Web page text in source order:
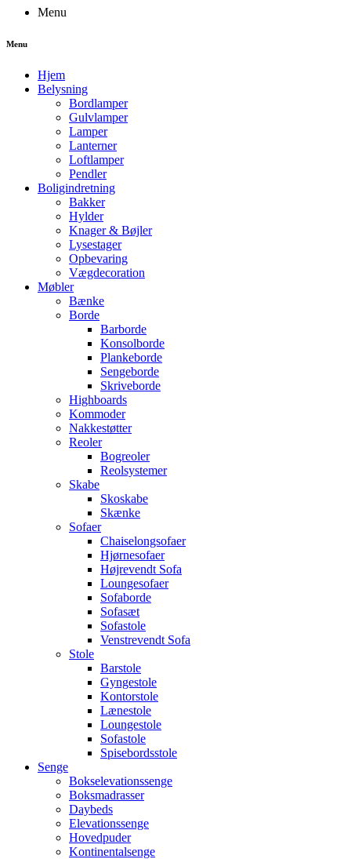
Menu
Menu
Hjem
Belysning
Bordlamper
Gulvlamper
Lamper
Lanterner
Loftlamper
Pendler
Boligindretning
Bakker
Hylder
Knager & Bøjler
Lysestager
Opbevaring
Vægdecoration
Møbler
Bænke
Borde
Barborde
Konsolborde
Plankeborde
Sengeborde
Skriveborde
Highboards
Kommoder
Nakkestøtter
Reoler
Bogreoler
Reolsystemer
Skabe
Skoskabe
Skænke
Sofaer
Chaiselongsofaer
Hjørnesofaer
Højrevendt Sofa
Loungesofaer
Sofaborde
Sofasæt
Sofastole
Venstrevendt Sofa
Stole
Barstole
Gyngestole
Kontorstole
Lænestole
Loungestole
Sofastole
Spisebordsstole
Senge
Bokselevationssenge
Boksmadrasser
Daybeds
Elevationssenge
Hovedpuder
Kontinentalsenge